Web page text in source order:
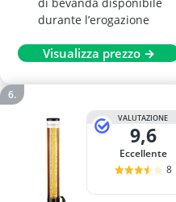
durante l’erogazione
Visualizza prezzo →
VALUTAZIONE
9,6
Eccellente
8